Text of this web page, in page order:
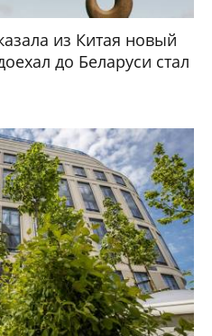
из Китая новый
до Беларуси стал